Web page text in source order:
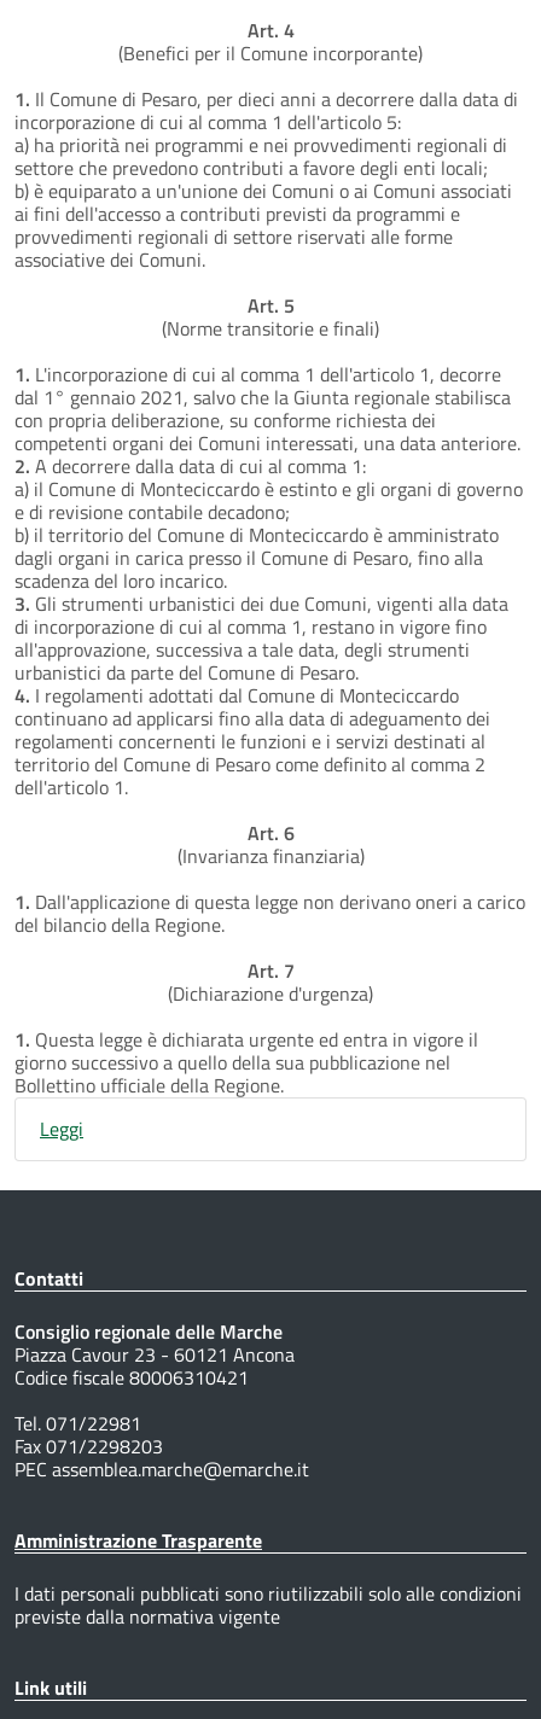
Art. 4
(Benefici per il Comune incorporante)
1. Il Comune di Pesaro, per dieci anni a decorrere dalla data di
incorporazione di cui al comma 1 dell'articolo 5:
a) ha priorità nei programmi e nei provvedimenti regionali di
settore che prevedono contributi a favore degli enti locali;
b) è equiparato a un'unione dei Comuni o ai Comuni associati
ai fini dell'accesso a contributi previsti da programmi e
provvedimenti regionali di settore riservati alle forme
associative dei Comuni.
Art. 5
(Norme transitorie e finali)
1. L'incorporazione di cui al comma 1 dell'articolo 1, decorre
dal 1° gennaio 2021, salvo che la Giunta regionale stabilisca
con propria deliberazione, su conforme richiesta dei
competenti organi dei Comuni interessati, una data anteriore.
2. A decorrere dalla data di cui al comma 1:
a) il Comune di Monteciccardo è estinto e gli organi di governo
e di revisione contabile decadono;
b) il territorio del Comune di Monteciccardo è amministrato
dagli organi in carica presso il Comune di Pesaro, fino alla
scadenza del loro incarico.
3. Gli strumenti urbanistici dei due Comuni, vigenti alla data
di incorporazione di cui al comma 1, restano in vigore fino
all'approvazione, successiva a tale data, degli strumenti
urbanistici da parte del Comune di Pesaro.
4. I regolamenti adottati dal Comune di Monteciccardo
continuano ad applicarsi fino alla data di adeguamento dei
regolamenti concernenti le funzioni e i servizi destinati al
territorio del Comune di Pesaro come definito al comma 2
dell'articolo 1.
Art. 6
(Invarianza finanziaria)
1. Dall'applicazione di questa legge non derivano oneri a carico
del bilancio della Regione.
Art. 7
(Dichiarazione d'urgenza)
1. Questa legge è dichiarata urgente ed entra in vigore il
giorno successivo a quello della sua pubblicazione nel
Bollettino ufficiale della Regione.
Leggi
Contatti
Consiglio regionale delle Marche
Piazza Cavour 23 - 60121 Ancona
Codice fiscale 80006310421
Tel. 071/22981
Fax 071/2298203
PEC assemblea.marche@emarche.it
Amministrazione Trasparente
I dati personali pubblicati sono riutilizzabili solo alle condizioni
previste dalla normativa vigente
Link utili